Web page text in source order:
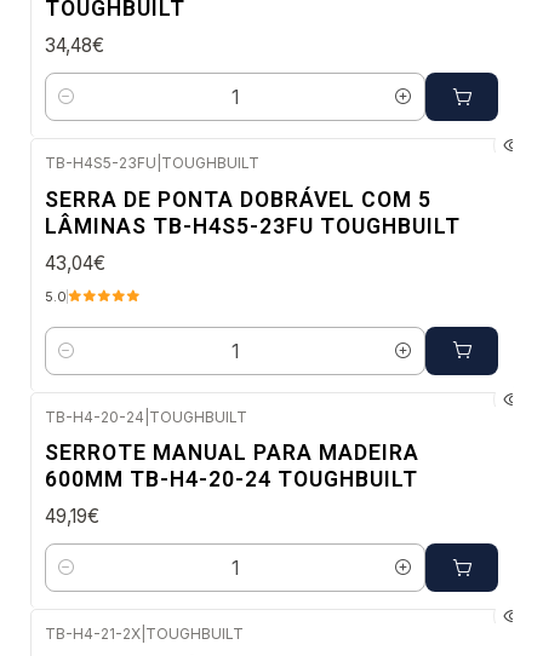
TOUGHBUILT
34,48€
Quantidade
TB-H4S5-23FU TOUGHBUILT
SERRA DE PONTA DOBRÁVEL COM 5
LÂMINAS TB-H4S5-23FU TOUGHBUILT
43,04€
5.0
Quantidade
TB-H4-20-24 TOUGHBUILT
SERROTE MANUAL PARA MADEIRA
600MM TB-H4-20-24 TOUGHBUILT
49,19€
Quantidade
TB-H4-21-2X TOUGHBUILT